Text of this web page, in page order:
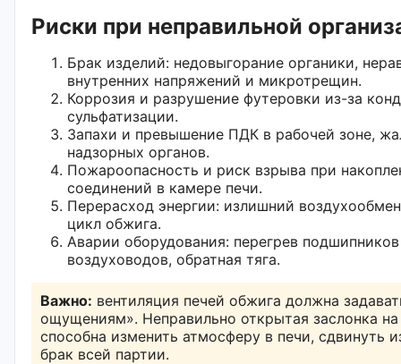
Риски при неправильной
Брак изделий: недовыгорание органики,
внутренних напряжений и микротрещин.
Коррозия и разрушение футеровки из-за
сульфатизации.
Запахи и превышение ПДК в рабочей зоне,
надзорных органов.
Пожароопасность и риск взрыва при
соединений в камере печи.
Перерасход энергии: излишний
цикл обжига.
Аварии оборудования: перегрев
воздуховодов, обратная тяга.
Важно: вентиляция печей обжига должна
ощущениям». Неправильно открытая заслонка
способна изменить атмосферу в печи, сдвинуть
брак всей партии.